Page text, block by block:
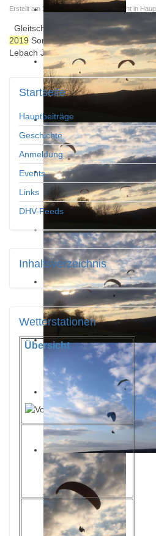
Erstellt am 31. August 2015. Veröffentlicht in
Gleitschirm - Freunde Hochwald
2019 Sonntag 10.03.2019 10:00 Uhr
Lebach Jabacherstr.28 Liebe
Startseite
Hauptbeiträge
Geschichte
Anmeldung
Events
Links
DHV-Feeds
Inhaltsverzeichnis
Wetterstationen
Übersicht